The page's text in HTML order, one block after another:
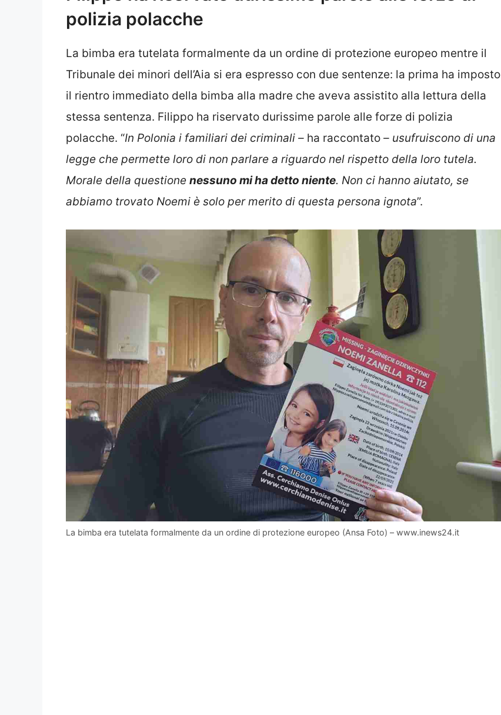
polizia polacche
La bimba era tutelata formalmente da un ordine di protezione europeo mentre il
Tribunale dei minori dell’Aia si era espresso con due sentenze: la prima ha imposto
il rientro immediato della bimba alla madre che aveva assistito alla lettura della
stessa sentenza. Filippo ha riservato durissime parole alle forze di polizia
polacche. “In Polonia i familiari dei criminali – ha raccontato – usufruiscono di una
legge che permette loro di non parlare a riguardo nel rispetto della loro tutela.
Morale della questione nessuno mi ha detto niente. Non ci hanno aiutato, se
abbiamo trovato Noemi è solo per merito di questa persona ignota”.
La bimba era tutelata formalmente da un ordine di protezione europeo (Ansa Foto) – www.inews24.it